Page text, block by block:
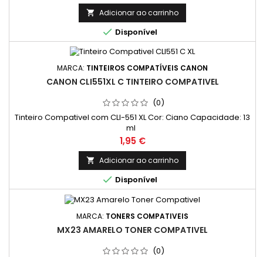
 Adicionar ao carrinho
 Disponível
MARCA: TINTEIROS COMPATÍVEIS CANON
CANON CLI551XL C TINTEIRO COMPATIVEL
(0)
Tinteiro Compativel com CLI-551 XL Cor: Ciano Capacidade: 13
ml
Preço
1,95 €
 Adicionar ao carrinho
 Disponível
MARCA: TONERS COMPATIVEIS
MX23 AMARELO TONER COMPATIVEL
(0)